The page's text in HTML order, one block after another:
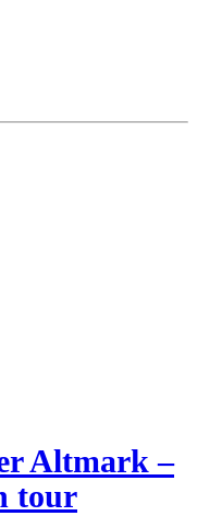
Altmark –
tour